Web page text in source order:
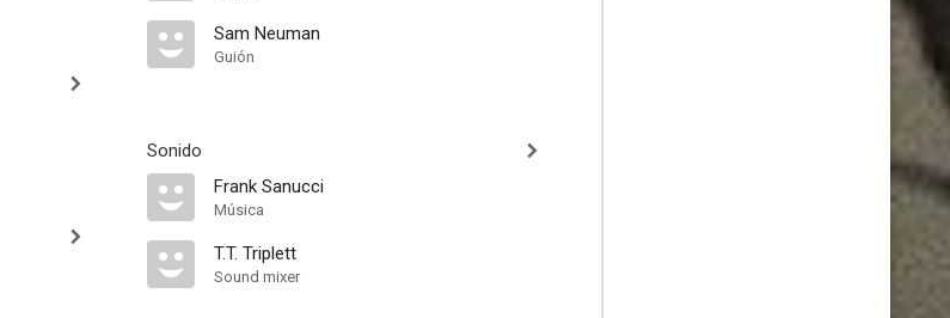
Sam Neuman
Guión
Sonido
Frank Sanucci
Música
T.T. Triplett
Sound mixer